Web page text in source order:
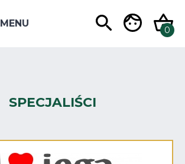
MENU
SPECJALIŚCI